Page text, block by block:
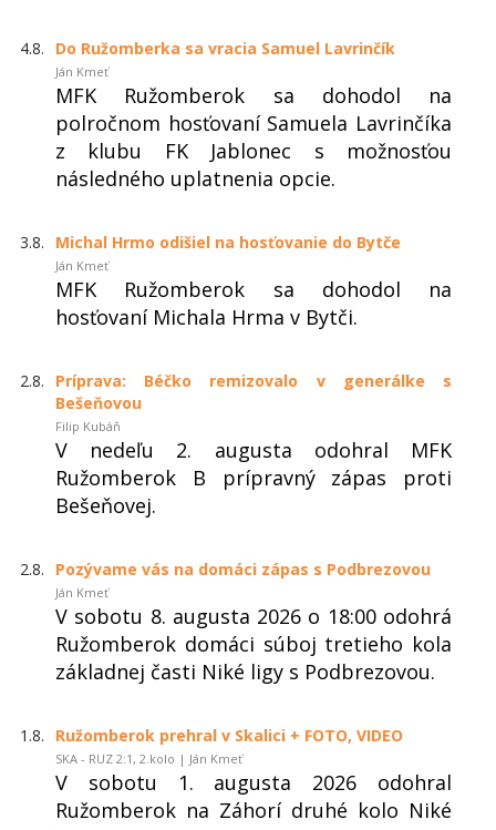
4.8. Do Ružomberka sa vracia Samuel Lavrinčík
Ján Kmeť
MFK Ružomberok sa dohodol na
polročnom hosťovaní Samuela Lavrinčíka
z klubu FK Jablonec s možnosťou
následného uplatnenia opcie.
3.8. Michal Hrmo odišiel na hosťovanie do Bytče
Ján Kmeť
MFK Ružomberok sa dohodol na
hosťovaní Michala Hrma v Bytči.
2.8.
Príprava: Béčko remizovalo v generálke s
Bešeňovou
Filip Kubáň
V nedeľu 2. augusta odohral MFK
Ružomberok B prípravný zápas proti
Bešeňovej.
2.8. Pozývame vás na domáci zápas s Podbrezovou
Ján Kmeť
V sobotu 8. augusta 2026 o 18:00 odohrá
Ružomberok domáci súboj tretieho kola
základnej časti Niké ligy s Podbrezovou.
1.8. Ružomberok prehral v Skalici + FOTO, VIDEO
SKA - RUZ 2:1, 2.kolo | Ján Kmeť
V sobotu 1. augusta 2026 odohral
Ružomberok na Záhorí druhé kolo Niké